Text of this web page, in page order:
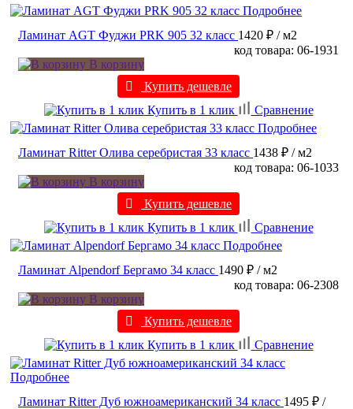
Подробнее
Ламинат AGT Фуджи PRK 905 32 класс 1420 ₽ / м2
код товара: 06-1931
В корзину
Купить дешевле
Купить в 1 клик
Сравнение
Подробнее
Ламинат Ritter Олива серебристая 33 класс 1438 ₽ / м2
код товара: 06-1033
В корзину
Купить дешевле
Купить в 1 клик
Сравнение
Подробнее
Ламинат Alpendorf Бергамо 34 класс 1490 ₽ / м2
код товара: 06-2308
В корзину
Купить дешевле
Купить в 1 клик
Сравнение
Подробнее
Ламинат Ritter Дуб южноамериканский 34 класс 1495 ₽ /